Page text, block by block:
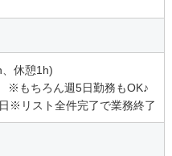
休憩1h)
※もちろん週5日勤務もOK♪
※リスト全件完了で業務終了